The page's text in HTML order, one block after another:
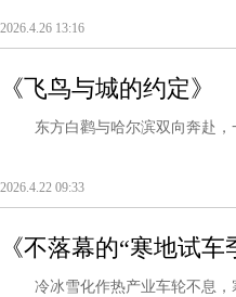
2026.4.26 13:16
《飞鸟与城的约定》
东方白鹳与哈尔滨双向奔赴，
2026.4.22 09:33
《不落幕的“寒地试车
冷冰雪化作热产业车轮不息，